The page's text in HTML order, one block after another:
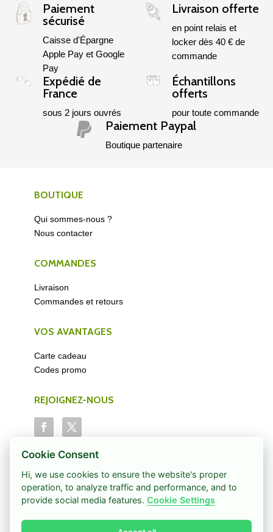
Paiement
sécurisé
Caisse d'Épargne
Apple Pay et Google
Pay
Livraison offerte
en point relais et
locker dès 40 € de
commande
Expédié de
France
sous 2 jours ouvrés
Échantillons
offerts
pour toute commande
 Paiement Paypal
Boutique partenaire
BOUTIQUE
Qui sommes-nous ?
Nous contacter
COMMANDES
Livraison
Commandes et retours
VOS AVANTAGES
Carte cadeau
Codes promo
REJOIGNEZ-NOUS
© 2026 Au Paradis du Thé
Cookie Consent
Hi, we use cookies to ensure the website's proper
operation, to analyze traffic and performance, and to
provide social media features.Cookie Settings